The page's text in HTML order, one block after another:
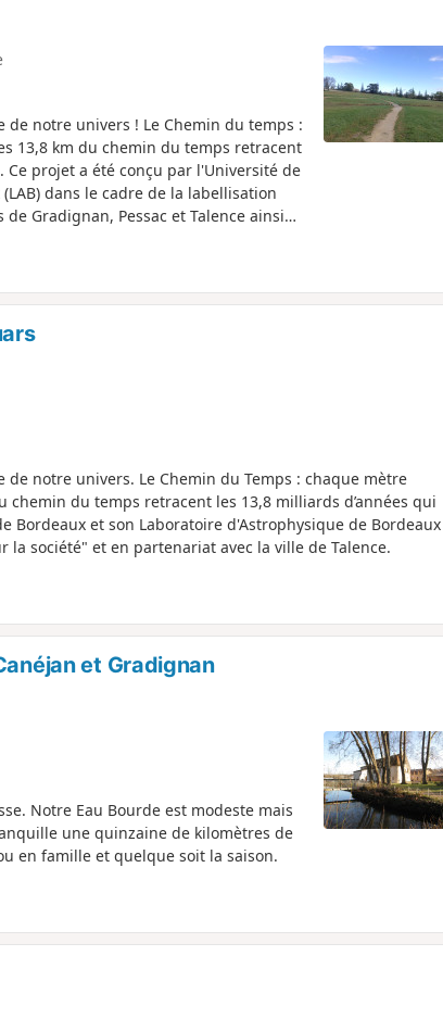
de notre univers ! Le Chemin du temps :
13,8 km du chemin du temps retracent
Ce projet a été conçu par l'Université de
dans le cadre de la labellisation
Gradignan, Pessac et Talence ainsi
notre univers. Le Chemin du Temps : chaque mètre
chemin du temps retracent les 13,8 milliards d’années qui
Bordeaux et son Laboratoire d'Astrophysique de Bordeaux
la société" et en partenariat avec la ville de Talence.
et Gradignan
Notre Eau Bourde est modeste mais
une quinzaine de kilomètres de
en famille et quelque soit la saison.